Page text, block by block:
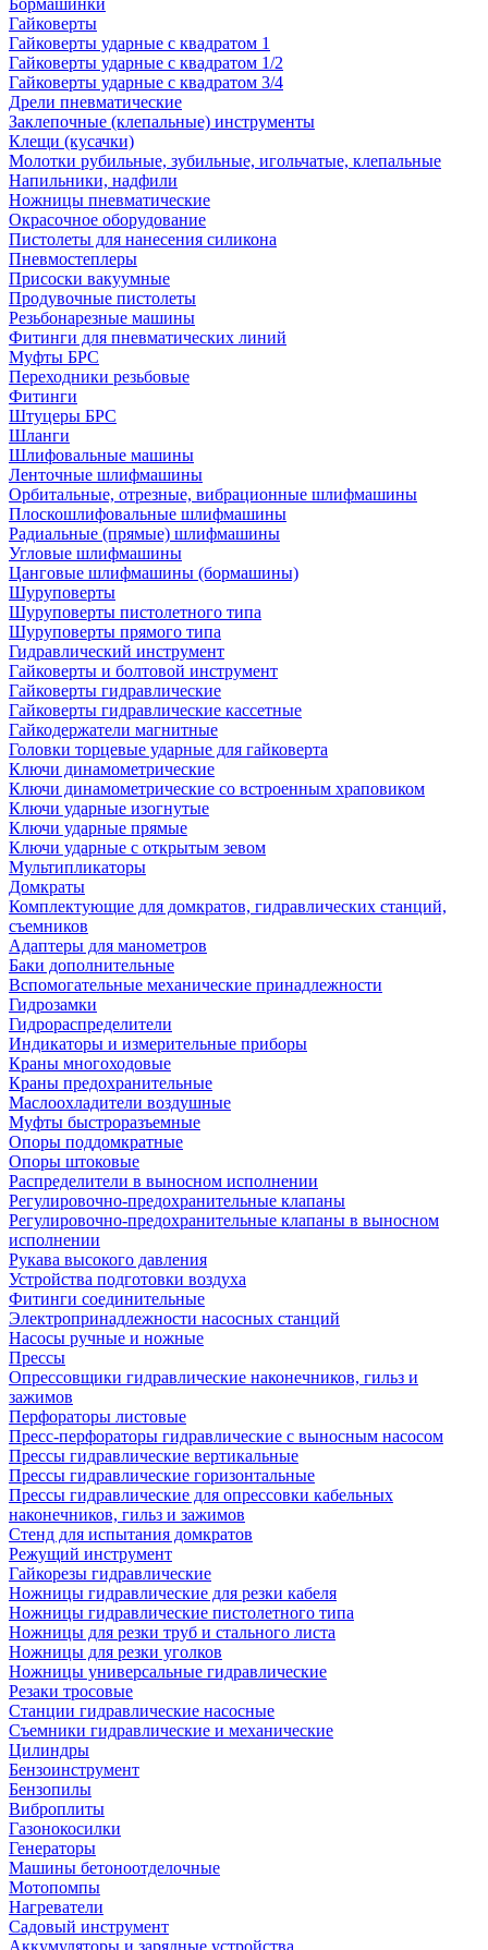
Бормашинки
Гайковерты
Гайковерты ударные с квадратом 1
Гайковерты ударные с квадратом 1/2
Гайковерты ударные с квадратом 3/4
Дрели пневматические
Заклепочные (клепальные) инструменты
Клещи (кусачки)
Молотки рубильные, зубильные, игольчатые, клепальные
Напильники, надфили
Ножницы пневматические
Окрасочное оборудование
Пистолеты для нанесения силикона
Пневмостеплеры
Присоски вакуумные
Продувочные пистолеты
Резьбонарезные машины
Фитинги для пневматических линий
Муфты БРС
Переходники резьбовые
Фитинги
Штуцеры БРС
Шланги
Шлифовальные машины
Ленточные шлифмашины
Орбитальные, отрезные, вибрационные шлифмашины
Плоскошлифовальные шлифмашины
Радиальные (прямые) шлифмашины
Угловые шлифмашины
Цанговые шлифмашины (бормашины)
Шуруповерты
Шуруповерты пистолетного типа
Шуруповерты прямого типа
Гидравлический инструмент
Гайковерты и болтовой инструмент
Гайковерты гидравлические
Гайковерты гидравлические кассетные
Гайкодержатели магнитные
Головки торцевые ударные для гайковерта
Ключи динамометрические
Ключи динамометрические со встроенным храповиком
Ключи ударные изогнутые
Ключи ударные прямые
Ключи ударные с открытым зевом
Мультипликаторы
Домкраты
Комплектующие для домкратов, гидравлических станций,
съемников
Адаптеры для манометров
Баки дополнительные
Вспомогательные механические принадлежности
Гидрозамки
Гидрораспределители
Индикаторы и измерительные приборы
Краны многоходовые
Краны предохранительные
Маслоохладители воздушные
Муфты быстроразъемные
Опоры поддомкратные
Опоры штоковые
Распределители в выносном исполнении
Регулировочно-предохранительные клапаны
Регулировочно-предохранительные клапаны в выносном
исполнении
Рукава высокого давления
Устройства подготовки воздуха
Фитинги соединительные
Электропринадлежности насосных станций
Насосы ручные и ножные
Прессы
Опрессовщики гидравлические наконечников, гильз и
зажимов
Перфораторы листовые
Пресс-перфораторы гидравлические с выносным насосом
Прессы гидравлические вертикальные
Прессы гидравлические горизонтальные
Прессы гидравлические для опрессовки кабельных
наконечников, гильз и зажимов
Стенд для испытания домкратов
Режущий инструмент
Гайкорезы гидравлические
Ножницы гидравлические для резки кабеля
Ножницы гидравлические пистолетного типа
Ножницы для резки труб и стального листа
Ножницы для резки уголков
Ножницы универсальные гидравлические
Резаки тросовые
Станции гидравлические насосные
Съемники гидравлические и механические
Цилиндры
Бензоинструмент
Бензопилы
Виброплиты
Газонокосилки
Генераторы
Машины бетоноотделочные
Мотопомпы
Нагреватели
Садовый инструмент
Аккумуляторы и зарядные устройства